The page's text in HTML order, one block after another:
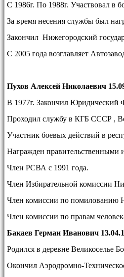
С 1986г. По 1988г. Участвовал в
За время несения службы был
Закончил Нижегородский
С 2005 года возглавляет
Пухов Алексей Николаевич
В 1977г. Закончил Юридический
Проходил службу в КГБ СССР ,
Участник боевых действий в
Награжден правительственными
Член РСВА с 1991 года.
Член Избирательной комиссии
Член комиссии по помилованию
Член комиссии по правам
Бакаев Герман Иванович
Родился в деревне Великоселье
Окончил Аэродромно-